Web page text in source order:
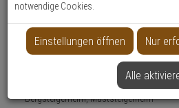
Datenblatt drucken
Weitere Varianten...
Set, Arbeitsschutzhelm, Kletterhelm,
Bergsteigerhelm, Maststeigerhelm
notwendige Cookies.
Einstellungen öffnen Nur
Alle